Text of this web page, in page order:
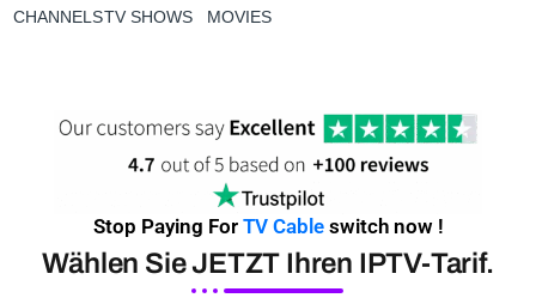
CHANNELSTV SHOWS MOVIES
Stop Paying For TV Cable switch now !
Wählen Sie JETZT Ihren IPTV-Tarif.